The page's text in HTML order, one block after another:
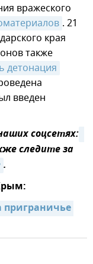
вражеского
. 21
края
также
детонация
введен
соцсетях:
следите за
.
приграничье